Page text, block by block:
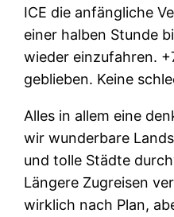
ICE die anfängliche
einer halben Stunde
wieder einzufahren.
geblieben. Keine
Alles in allem eine
wir wunderbare
und tolle Städte
Längere Zugreisen
wirklich nach Plan,